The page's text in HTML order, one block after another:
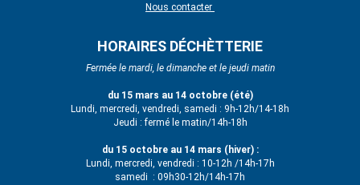
Nous contacter
HORAIRES DÉCHÈTTERIE
Fermée le mardi, le dimanche et le jeudi matin
du 15 mars au 14 octobre (été)
Lundi, mercredi, vendredi, samedi : 9h-12h/14-18h
Jeudi : fermé le matin/14h-18h
du 15 octobre au 14 mars (hiver) :
Lundi, mercredi, vendredi : 10-12h /14h-17h
samedi : 09h30-12h/14h-17h